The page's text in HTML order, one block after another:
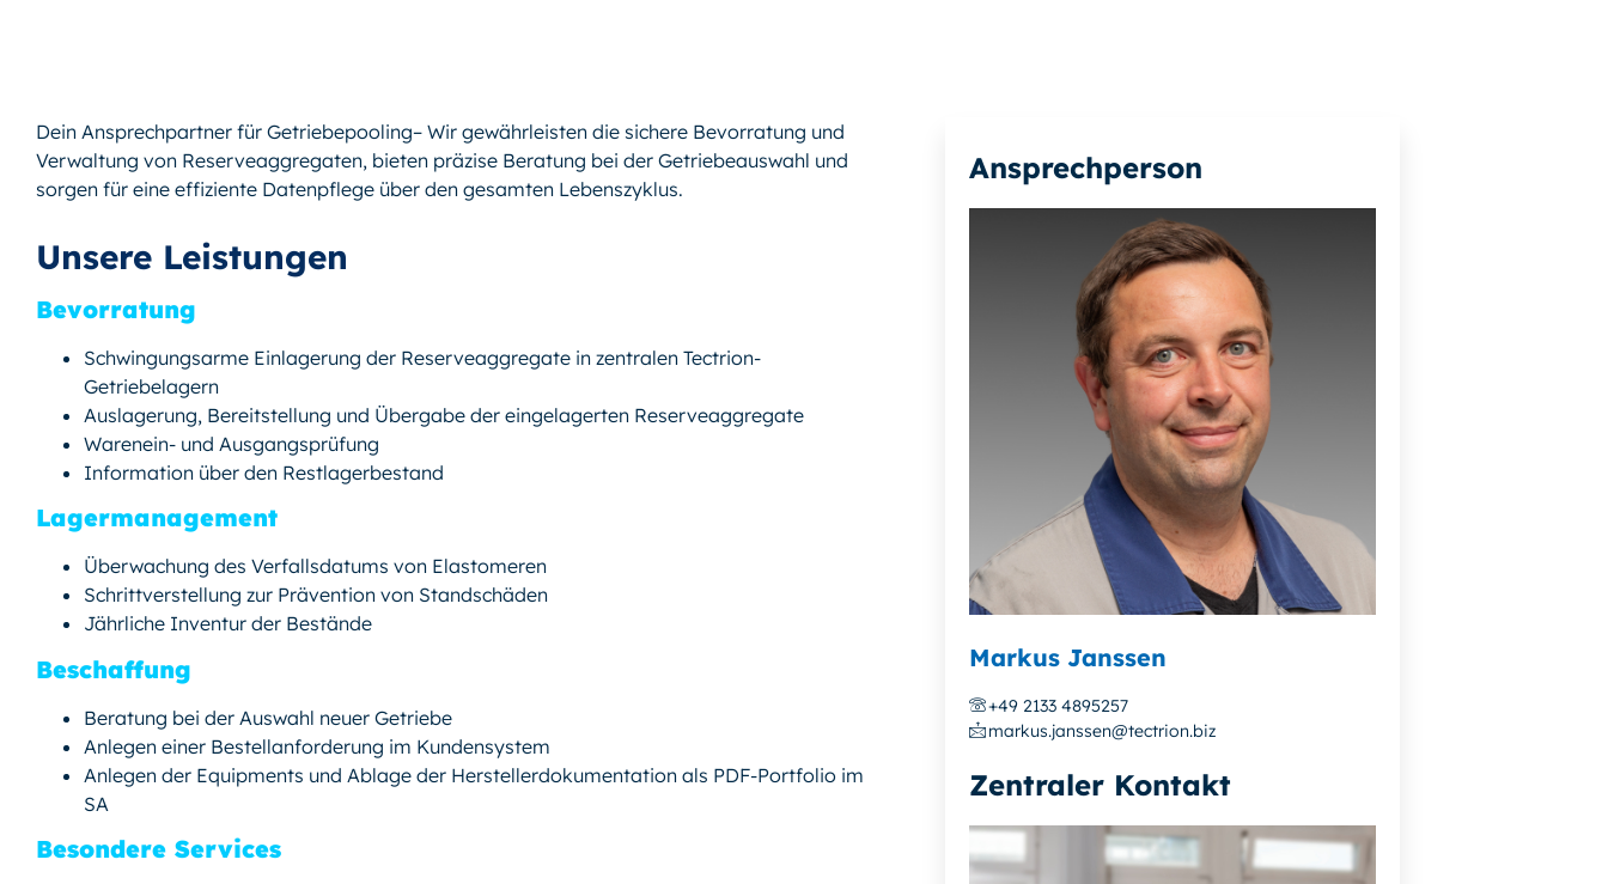
Dein Ansprechpartner für Getriebepooling– Wir gewährleisten die sichere Bevorratung und
Verwaltung von Reserveaggregaten, bieten präzise Beratung bei der Getriebeauswahl und
sorgen für eine effiziente Datenpflege über den gesamten Lebenszyklus.
Unsere Leistungen
Bevorratung
Schwingungsarme Einlagerung der Reserveaggregate in zentralen Tectrion-
Getriebelagern
Auslagerung, Bereitstellung und Übergabe der eingelagerten Reserveaggregate
Warenein- und Ausgangsprüfung
Information über den Restlagerbestand
Lagermanagement
Überwachung des Verfallsdatums von Elastomeren
Schrittverstellung zur Prävention von Standschäden
Jährliche Inventur der Bestände
Beschaffung
Beratung bei der Auswahl neuer Getriebe
Anlegen einer Bestellanforderung im Kundensystem
Anlegen der Equipments und Ablage der Herstellerdokumentation als PDF-Portfolio im
SA
Besondere Services
Ansprechperson
Markus Janssen
+49 2133 4895257
markus.janssen@tectrion.biz
Zentraler Kontakt